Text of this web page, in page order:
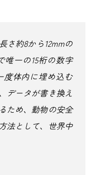
さ約8から12mmの
一の15桁の数字
度体内に埋め込む
データが書き換え
ため、動物の安全
法として、世界中